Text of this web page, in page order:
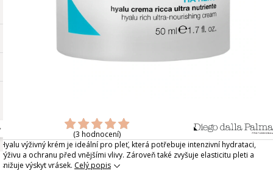
(3 hodnocení)
Hyalu výživný krém je ideální pro pleť, která potřebuje intenzivní hydrataci,
výživu a ochranu před vnějšími vlivy. Zároveň také zvyšuje elasticitu pleti a
snižuje výskyt vrásek. Celý popis